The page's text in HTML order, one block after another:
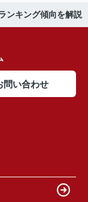
ンキング傾向を解説
問い合わせ